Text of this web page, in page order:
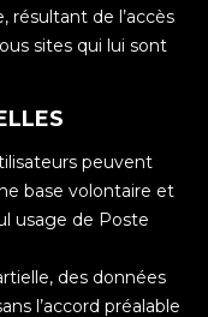
de l’accès
sites qui lui sont
peuvent
base volontaire et
usage de Poste
des données
l’accord préalable